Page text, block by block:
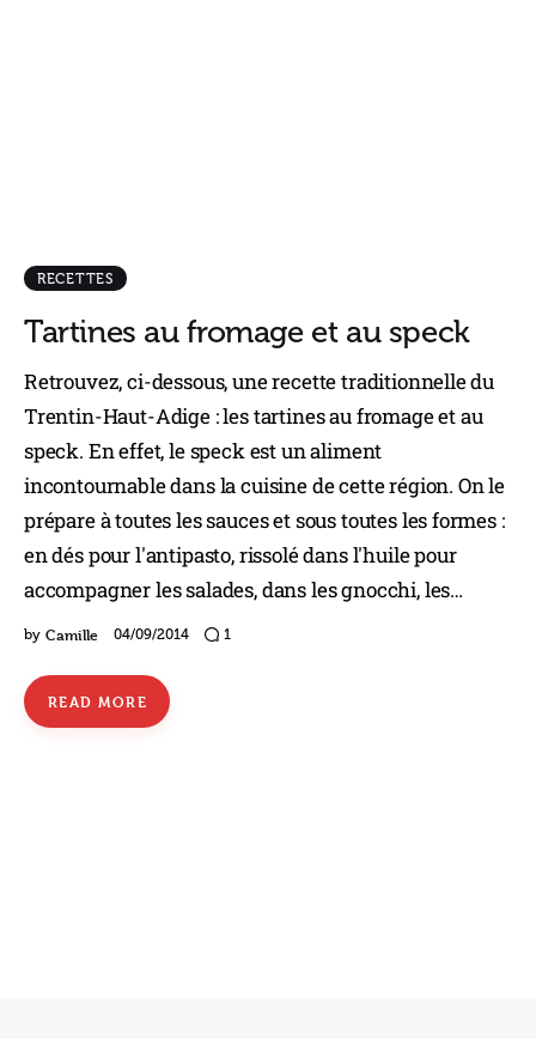
RECETTES
Tartines au fromage et au speck
Retrouvez, ci-dessous, une recette traditionnelle du
Trentin-Haut-Adige : les tartines au fromage et au
speck. En effet, le speck est un aliment
incontournable dans la cuisine de cette région. On le
prépare à toutes les sauces et sous toutes les formes :
en dés pour l'antipasto, rissolé dans l'huile pour
accompagner les salades, dans les gnocchi, les…
by Camille 04/09/2014 1
READ MORE